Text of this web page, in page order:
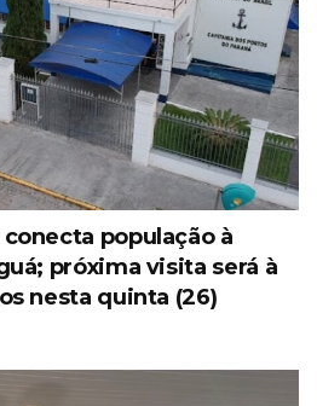
população à
próxima visita será à
nesta quinta (26)